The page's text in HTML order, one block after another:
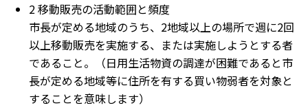
2 移動販売の活動範囲と頻度
市長が定める地域のうち、2地域以上の場所で週に2回
以上移動販売を実施する、または実施しようとする者
であること。（日用生活物資の調達が困難であると市
長が定める地域等に住所を有する買い物弱者を対象と
することを意味します）